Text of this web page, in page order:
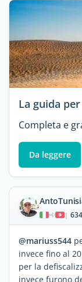
La guida
Completa e
Da leggere
|
@mariuss544
invece fino al
per la
invece furono